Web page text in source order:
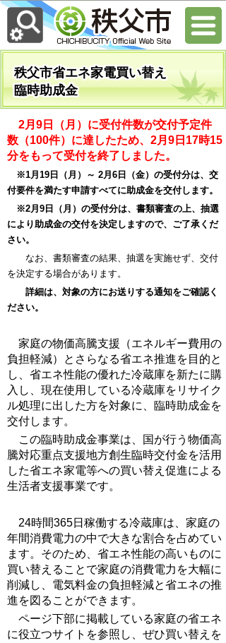
秩父市省エネ家電買い替え
臨時助成金
2月9日（月）に受付件数が交付予定件
数（100件）に達したため、2月9日17時15
分をもって受付を終了しました。
※1月19日（月）～ 2月6日（金）の受付分は、交
付要件を満たす申請すべてに助成金を交付します。
※2月9日（月）の受付分は、書類審査の上、抽選
により助成金の交付を決定しますので、ご了承くだ
さい。
なお、書類審査の結果、抽選を実施せず、交付
を決定する場合があります。
詳細は、対象の方にお送りする通知をご確認く
ださい。
家庭の物価高騰支援（エネルギー費用の
負担軽減）とさらなる省エネ推進を目的と
し、省エネ性能の優れた冷蔵庫を新たに購
入し、現在使用している冷蔵庫をリサイク
ル処理に出した方を対象に、臨時助成金を
交付します。
この臨時助成金事業は、国が行う物価高
騰対応重点支援地方創生臨時交付金を活用
した省エネ家電等への買い替え促進による
生活者支援事業です。
24時間365日稼働する冷蔵庫は、家庭の
年間消費電力の中で大きな割合を占めてい
ます。そのため、省エネ性能の高いものに
買い替えることで家庭の消費電力を大幅に
削減し、電気料金の負担軽減と省エネの推
進を図ることができます。
ページ下部に掲載している家庭の省エネ
に役立つサイトを参照し、ぜひ買い替えを